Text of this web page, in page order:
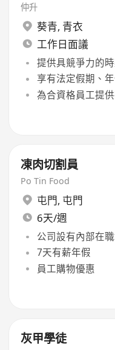
仲升
葵青, 青衣
工作日面議
提供具競爭力的
享有法定假期、
為合資格員工提
凍肉切割員
Po Tin Food
屯門, 屯門
6天/週
公司設有內部在
7天有薪年假
員工購物優惠
灰甲學徒